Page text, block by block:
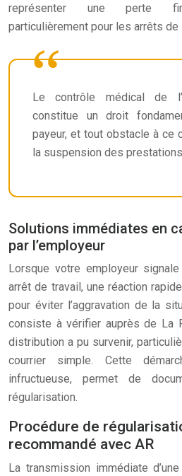
représenter une perte
particulièrement pour les arrêts de
Le contrôle médical de
constitue un droit
payeur, et tout obstacle à ce
la suspension des
Solutions immédiates en
par l’employeur
Lorsque votre employeur
arrêt de travail, une réaction
pour éviter l’aggravation de la
consiste à vérifier auprès de La
distribution a pu survenir,
courrier simple. Cette
infructueuse, permet de
régularisation.
Procédure de
recommandé avec AR
La transmission immédiate